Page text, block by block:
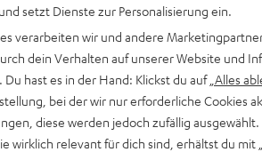
setzt Dienste zur Personalisierung ein.
verarbeiten wir und andere
dein Verhalten auf unserer Website und
Du hast es in der Hand: Klickst du auf „Alles
bei der wir nur erforderliche Cookies
diese werden jedoch zufällig
wirklich relevant für dich sind, erhältst du mit